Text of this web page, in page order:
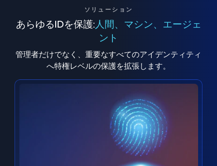
ソリューション
あらゆるIDを保護: 人間、マシン、エージェ
ント
管理者だけでなく、重要なすべてのアイデンティティ
へ特権レベルの保護を拡張します。